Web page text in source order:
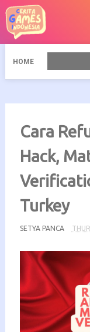
HOME
Cara
Hack,
Turkey
SETYA PANCA